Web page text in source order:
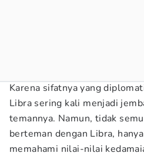
Karena sifatnya yang
Libra sering kali menjadi
temannya. Namun, tidak
berteman dengan Libra,
memahami nilai-nilai